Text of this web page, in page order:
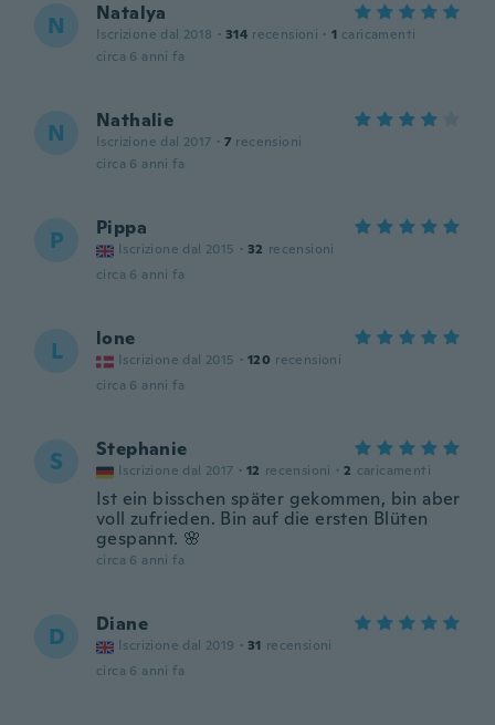
N Natalya
Iscrizione dal 2018 · 314 recensioni · 1 caricamenti
circa 6 anni fa
N Nathalie
Iscrizione dal 2017 · 7 recensioni
circa 6 anni fa
P Pippa
Iscrizione dal 2015 · 32 recensioni
circa 6 anni fa
L lone
Iscrizione dal 2015 · 120 recensioni
circa 6 anni fa
S Stephanie
Iscrizione dal 2017 · 12 recensioni · 2 caricamenti
Ist ein bisschen später gekommen, bin aber
voll zufrieden. Bin auf die ersten Blüten
gespannt. 🌸
circa 6 anni fa
D Diane
Iscrizione dal 2019 · 31 recensioni
circa 6 anni fa